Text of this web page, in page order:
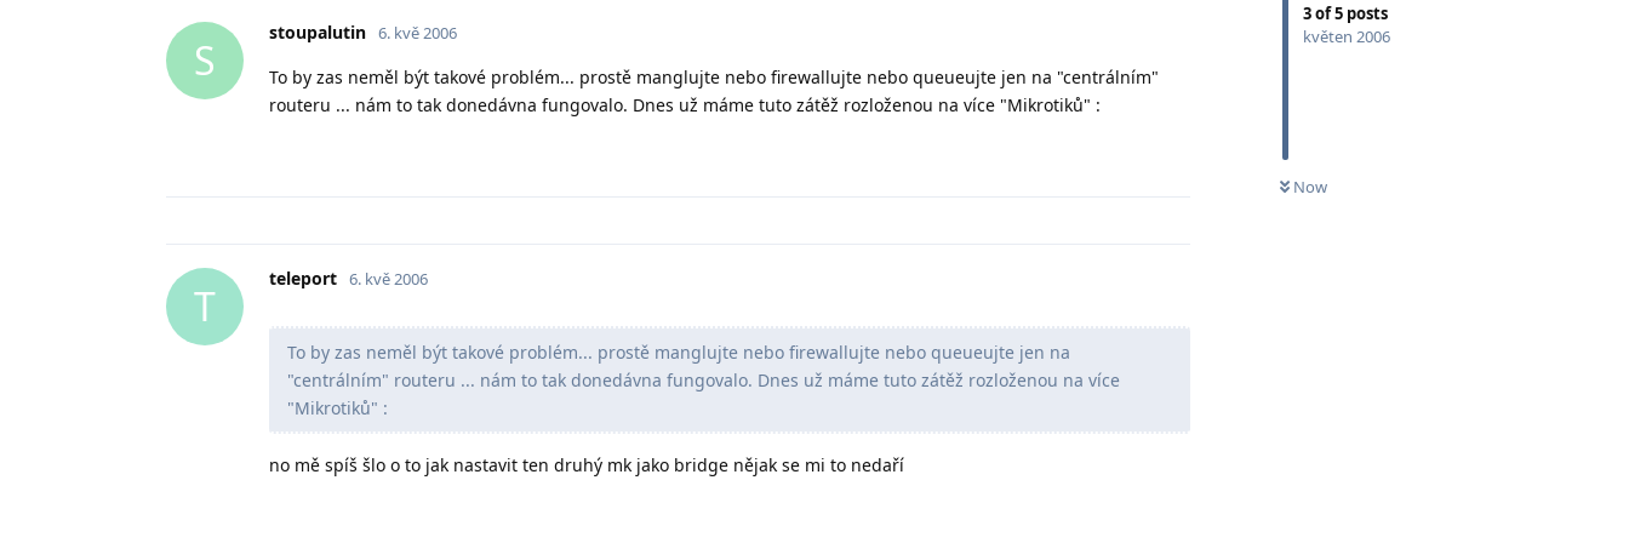
3of5 posts
květen 2006
Now
S
stoupalutin 6. kvě 2006
To by zas neměl být takové problém... prostě manglujte nebo firewallujte nebo queueujte jen na "centrálním"
routeru ... nám to tak donedávna fungovalo. Dnes už máme tuto zátěž rozloženou na více "Mikrotiků" :
T
teleport 6. kvě 2006
To by zas neměl být takové problém... prostě manglujte nebo firewallujte nebo queueujte jen na
"centrálním" routeru ... nám to tak donedávna fungovalo. Dnes už máme tuto zátěž rozloženou na více
"Mikrotiků" :
no mě spíš šlo o to jak nastavit ten druhý mk jako bridge nějak se mi to nedaří